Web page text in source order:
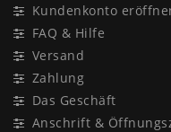
Kundenkonto
FAQ & Hilfe
Versand
Zahlung
Das Geschäft
Anschrift &